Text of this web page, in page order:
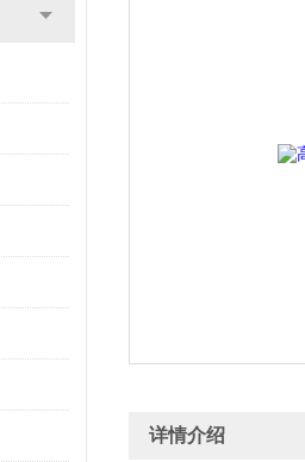
详情介绍